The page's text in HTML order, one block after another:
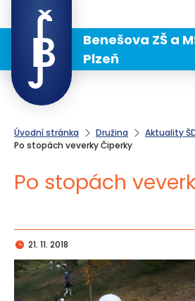
Benešova ZŠ a
Plzeň
Úvodní stránka Družina
Aktuality
Po stopách veverky Čiperky
Po stopách
21. 11. 2018